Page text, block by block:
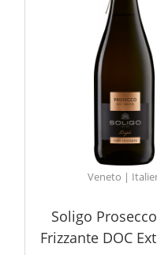
Veneto |
Soligo Prosecco
Frizzante DOC